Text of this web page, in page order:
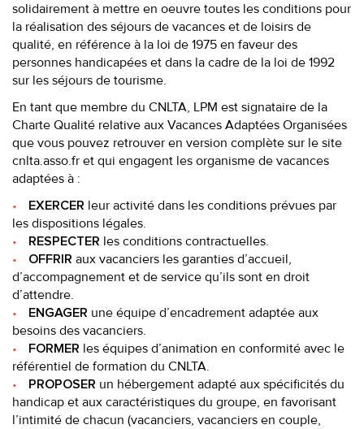
solidairement à mettre en oeuvre toutes les conditions pour
la réalisation des séjours de vacances et de loisirs de
qualité, en référence à la loi de 1975 en faveur des
personnes handicapées et dans la cadre de la loi de 1992
sur les séjours de tourisme.
En tant que membre du CNLTA, LPM est signataire de la
Charte Qualité relative aux Vacances Adaptées Organisées
que vous pouvez retrouver en version complète sur le site
cnlta.asso.fr et qui engagent les organisme de vacances
adaptées à :
EXERCER leur activité dans les conditions prévues par
les dispositions légales.
RESPECTER les conditions contractuelles.
OFFRIR aux vacanciers les garanties d’accueil,
d’accompagnement et de service qu’ils sont en droit
d’attendre.
ENGAGER une équipe d’encadrement adaptée aux
besoins des vacanciers.
FORMER les équipes d’animation en conformité avec le
référentiel de formation du CNLTA.
PROPOSER un hébergement adapté aux spécificités du
handicap et aux caractéristiques du groupe, en favorisant
l’intimité de chacun (vacanciers, vacanciers en couple,